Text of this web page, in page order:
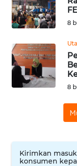
8
8
Kirimkan
konsumen
WN
WN
SUBANG